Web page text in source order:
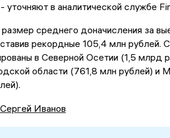
уточняют в аналитической службе
среднего доначисления за
рекордные 105,4 млн рублей.
в Северной Осетии (1,5 млрд
области (761,8 млн рублей) и
Сергей Иванов